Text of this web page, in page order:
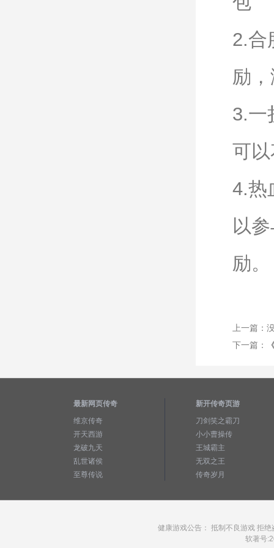
2.合
励
3.一
可
4.热
以
励。
上一篇：
下一篇：
最新网页传奇
维京传奇
开天西游
龙破九天
乱世诸侯
至尊传说
新开传奇页游
刀剑笑之霸刀
小小曹操传
王城霸主
无双之王
传奇岁月
健康游戏公告： 抵制不良游戏 拒
软著号